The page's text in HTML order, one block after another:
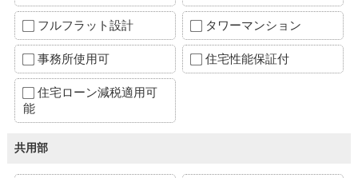
フルフラット設計 タワーマンション
事務所使用可 住宅性能保証付
住宅ローン減税適用可
能
共用部